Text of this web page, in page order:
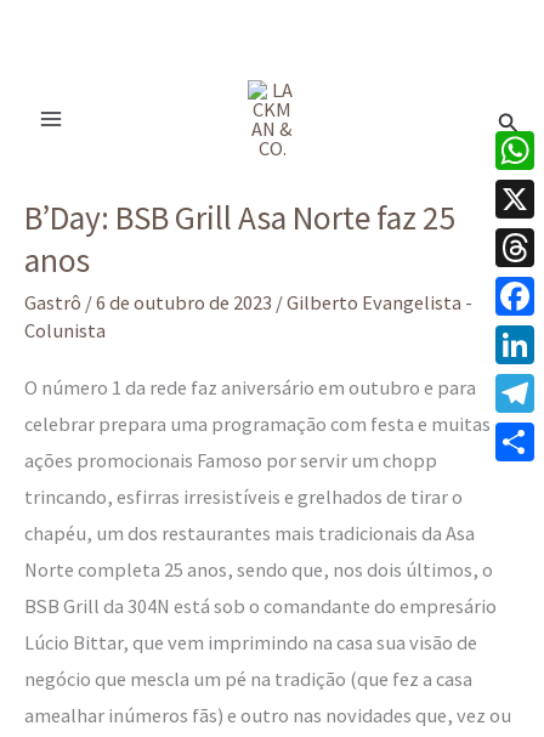
B’Day: BSB Grill Asa Norte faz 25
anos
Gastrô /6 de outubro de 2023 /Gilberto Evangelista -
Colunista
O número 1 da rede faz aniversário em outubro e para
celebrar prepara uma programação com festa e muitas
ações promocionais Famoso por servir um chopp
trincando, esfirras irresistíveis e grelhados de tirar o
chapéu, um dos restaurantes mais tradicionais da Asa
Norte completa 25 anos, sendo que, nos dois últimos, o
BSB Grill da 304N está sob o comandante do empresário
Lúcio Bittar, que vem imprimindo na casa sua visão de
negócio que mescla um pé na tradição (que fez a casa
amealhar inúmeros fãs) e outro nas novidades que, vez ou
BSB
Grill
Asa
Norte
25
anos
X